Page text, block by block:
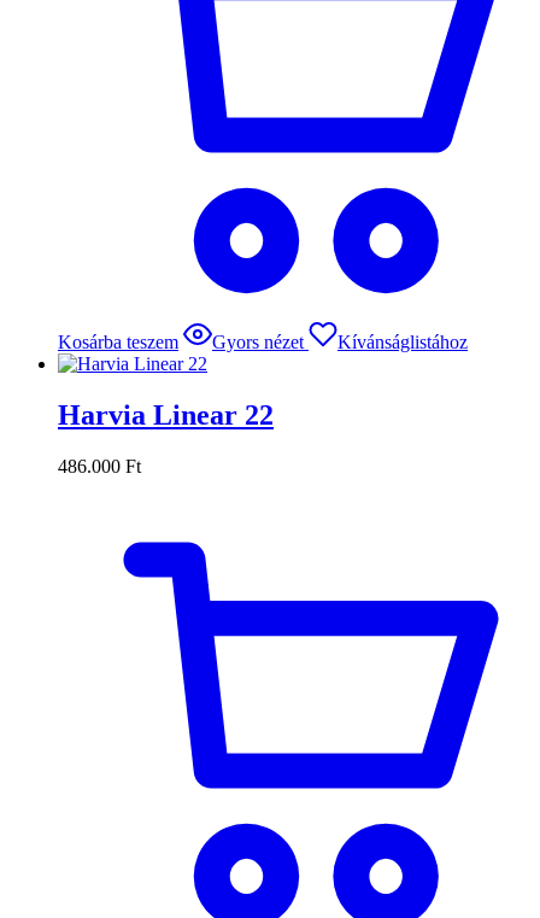
Kosárba teszem Gyors nézet Kívánságlistához
Harvia Linear 22
486.000 Ft